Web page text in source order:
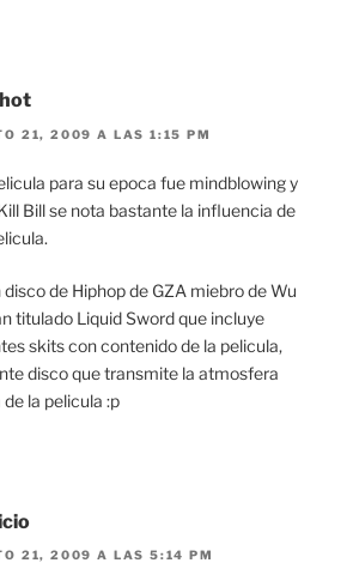
21, 2009 A LAS 1:15 PM
para su epoca fue mindblowing y
Bill se nota bastante la influencia de
disco de Hiphop de GZA miebro de Wu
titulado Liquid Sword que incluye
skits con contenido de la pelicula,
disco que transmite la atmosfera
la pelicula :p
21, 2009 A LAS 5:14 PM